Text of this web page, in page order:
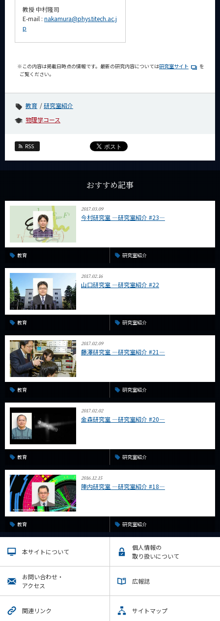
教授 中村隆司
E-mail : nakamura@phys.titech.ac.j
p
※この内容は掲載日時点の情報です。最新の研究内容については研究室サイト
を
ご覧ください。
教育
研究室紹介
物理学コース
RSS
おすすめ記事
2017.03.09
今村研究室 ―研究室紹介 #23―
教育 研究室紹介
2017.02.16
山口研究室 ―研究室紹介 #22
教育 研究室紹介
2017.02.09
藤澤研究室 ―研究室紹介 #21―
教育 研究室紹介
2017.02.02
金森研究室 ―研究室紹介 #20―
教育 研究室紹介
2016.12.15
陣内研究室 ―研究室紹介 #18―
教育 研究室紹介
本サイトについて
個人情報の
取り扱いについて
お問い合わせ・
アクセス
広報誌
関連リンク サイトマップ